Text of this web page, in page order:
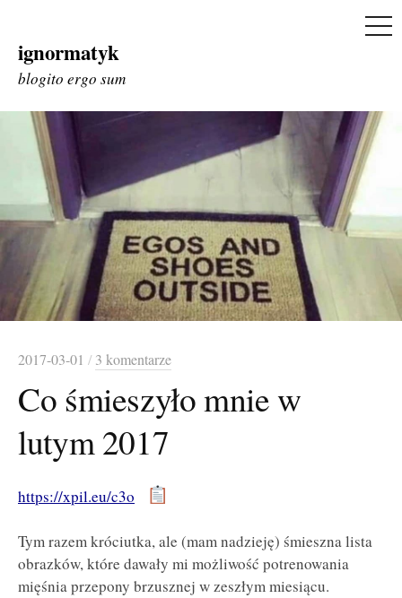
Skip
to
ignormatyk
blogito ergo sum
2017-03-01 / 3 komentarze
Co śmieszyło mnie w
lutym 2017
https://xpil.eu/c3o
Tym razem króciutka, ale (mam nadzieję) śmieszna lista
obrazków, które dawały mi możliwość potrenowania
mięśnia przepony brzusznej w zeszłym miesiącu.